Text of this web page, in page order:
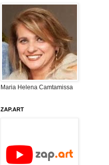
Maria Helena Camtamissa
ZAP.ART